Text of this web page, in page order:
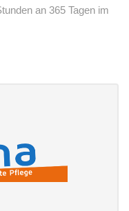
an 365 Tagen im